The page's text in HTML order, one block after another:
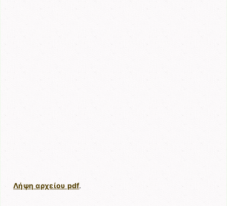
Λήψη αρχείου pdf.